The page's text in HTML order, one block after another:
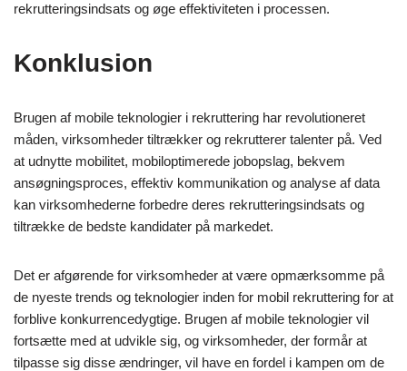
rekrutteringsindsats og øge effektiviteten i processen.
Konklusion
Brugen af mobile teknologier i rekruttering har revolutioneret
måden, virksomheder tiltrækker og rekrutterer talenter på. Ved
at udnytte mobilitet, mobiloptimerede jobopslag, bekvem
ansøgningsproces, effektiv kommunikation og analyse af data
kan virksomhederne forbedre deres rekrutteringsindsats og
tiltrække de bedste kandidater på markedet.
Det er afgørende for virksomheder at være opmærksomme på
de nyeste trends og teknologier inden for mobil rekruttering for at
forblive konkurrencedygtige. Brugen af mobile teknologier vil
fortsætte med at udvikle sig, og virksomheder, der formår at
tilpasse sig disse ændringer, vil have en fordel i kampen om de